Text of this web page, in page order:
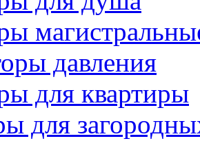
давления
для квартиры
для